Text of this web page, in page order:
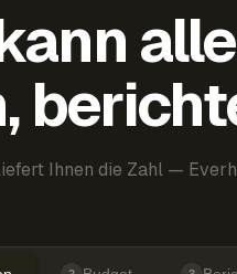
Ihnen die Zahl —